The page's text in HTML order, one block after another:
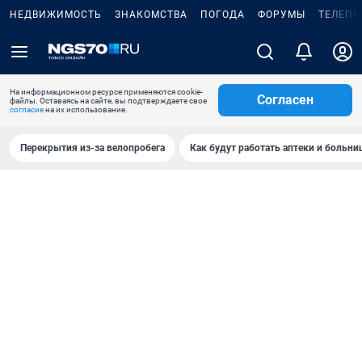
НЕДВИЖИМОСТЬ ЗНАКОМСТВА ПОГОДА ФОРУМЫ
На информационном ресурсе применяются cookie-
файлы. Оставаясь на сайте, вы подтверждаете свое
согласиена их использование.
Согласен
Перекрытия из-за велопробега Как будут работать аптеки и